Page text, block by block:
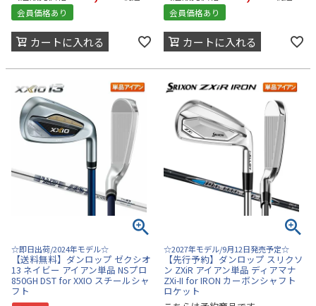
会員価格あり
カートに入れる
会員価格あり
カートに入れる
☆即日出荷/2024年モデル☆
【送料無料】ダンロップ ゼクシオ
13 ネイビー アイアン単品 NSプロ
850GH DST for XXIO スチールシャ
フト
☆2027年モデル/9月12日発売予定☆
【先行予約】ダンロップ スリクソ
ン ZXiR アイアン単品 ディアマナ
ZXi-II for IRON カーボンシャフト
ロケット